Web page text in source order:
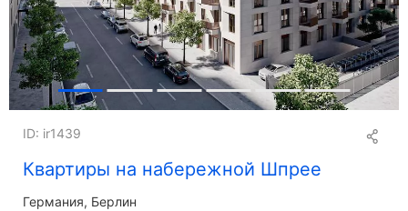
Квартиры на набережной Шпрее
ID: ir1439
Германия, Берлин